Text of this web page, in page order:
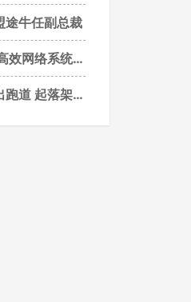
途牛任副总裁
72小时新体验！
起落架折断